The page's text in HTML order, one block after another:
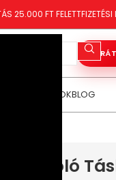
25.000 FT FELETT
TANÁCSOKBLOG
Tároló